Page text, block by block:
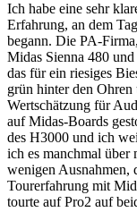
Ich habe eine sehr
Erfahrung, an dem
begann. Die PA-
Midas Sienna 480
das für ein riesiges
grün hinter den
Wertschätzung für
auf Midas-Boards
des H3000 und ich
ich es manchmal über
wenigen Ausnahmen,
Tourerfahrung mit
tourte auf Pro2 auf